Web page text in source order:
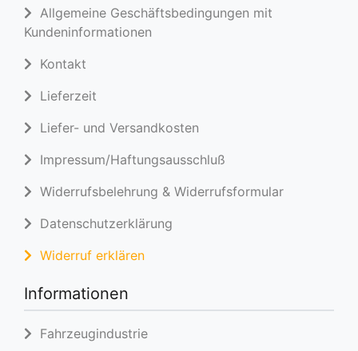
Allgemeine Geschäftsbedingungen mit
Kundeninformationen
Kontakt
Lieferzeit
Liefer- und Versandkosten
Impressum/Haftungsausschluß
Widerrufsbelehrung & Widerrufsformular
Datenschutzerklärung
Widerruf erklären
Informationen
Fahrzeugindustrie